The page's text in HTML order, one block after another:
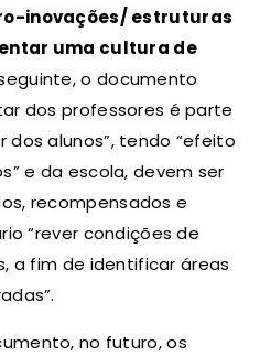
inovações/ estruturas
uma cultura de
o documento
dos professores é parte
alunos”, tendo “efeito
e da escola, devem ser
recompensados e
“rever condições de
a fim de identificar áreas
no futuro, os